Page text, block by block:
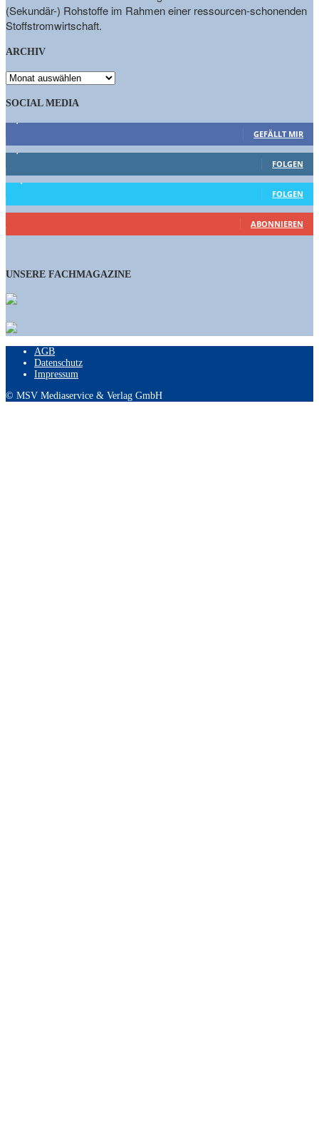
(Sekundär-) Rohstoffe im Rahmen einer ressourcen-schonenden
Stoffstromwirtschaft.
ARCHIV
ARCHIV
SOCIAL MEDIA
GEFÄLLT MIR
1,662 Follower
FOLGEN
15,658 Follower
FOLGEN
461 Abonnenten
ABONNIEREN
UNSERE FACHMAGAZINE
AGB
Datenschutz
Impressum
© MSV Mediaservice & Verlag GmbH